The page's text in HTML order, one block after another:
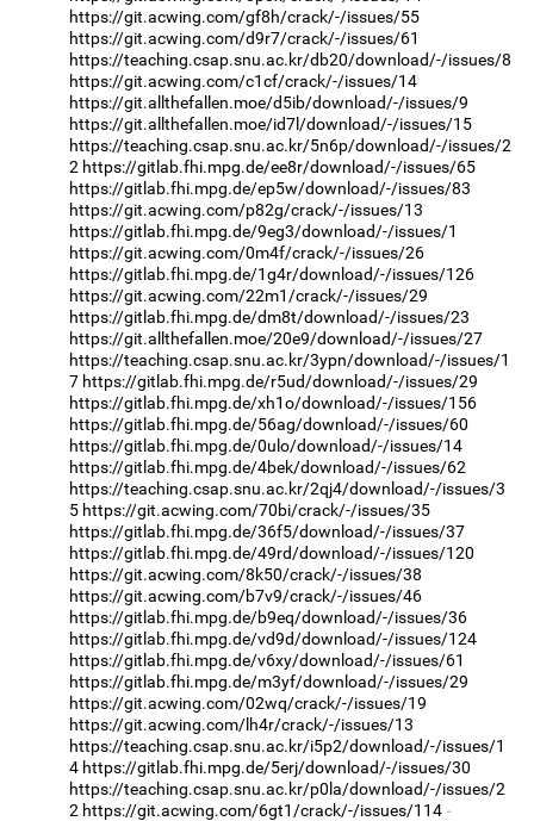
https://git.acwing.com/gf8h/crack/-/issues/55
https://git.acwing.com/d9r7/crack/-/issues/61
https://teaching.csap.snu.ac.kr/db20/download/-/issues/8
https://git.acwing.com/c1cf/crack/-/issues/14
https://git.allthefallen.moe/d5ib/download/-/issues/9
https://git.allthefallen.moe/id7l/download/-/issues/15
https://teaching.csap.snu.ac.kr/5n6p/download/-/issues/2
2 https://gitlab.fhi.mpg.de/ee8r/download/-/issues/65
https://gitlab.fhi.mpg.de/ep5w/download/-/issues/83
https://git.acwing.com/p82g/crack/-/issues/13
https://gitlab.fhi.mpg.de/9eg3/download/-/issues/1
https://git.acwing.com/0m4f/crack/-/issues/26
https://gitlab.fhi.mpg.de/1g4r/download/-/issues/126
https://git.acwing.com/22m1/crack/-/issues/29
https://gitlab.fhi.mpg.de/dm8t/download/-/issues/23
https://git.allthefallen.moe/20e9/download/-/issues/27
https://teaching.csap.snu.ac.kr/3ypn/download/-/issues/1
7 https://gitlab.fhi.mpg.de/r5ud/download/-/issues/29
https://gitlab.fhi.mpg.de/xh1o/download/-/issues/156
https://gitlab.fhi.mpg.de/56ag/download/-/issues/60
https://gitlab.fhi.mpg.de/0ulo/download/-/issues/14
https://gitlab.fhi.mpg.de/4bek/download/-/issues/62
https://teaching.csap.snu.ac.kr/2qj4/download/-/issues/3
5 https://git.acwing.com/70bi/crack/-/issues/35
https://gitlab.fhi.mpg.de/36f5/download/-/issues/37
https://gitlab.fhi.mpg.de/49rd/download/-/issues/120
https://git.acwing.com/8k50/crack/-/issues/38
https://git.acwing.com/b7v9/crack/-/issues/46
https://gitlab.fhi.mpg.de/b9eq/download/-/issues/36
https://gitlab.fhi.mpg.de/vd9d/download/-/issues/124
https://gitlab.fhi.mpg.de/v6xy/download/-/issues/61
https://gitlab.fhi.mpg.de/m3yf/download/-/issues/29
https://git.acwing.com/02wq/crack/-/issues/19
https://git.acwing.com/lh4r/crack/-/issues/13
https://teaching.csap.snu.ac.kr/i5p2/download/-/issues/1
4 https://gitlab.fhi.mpg.de/5erj/download/-/issues/30
https://teaching.csap.snu.ac.kr/p0la/download/-/issues/2
2 https://git.acwing.com/6gt1/crack/-/issues/114